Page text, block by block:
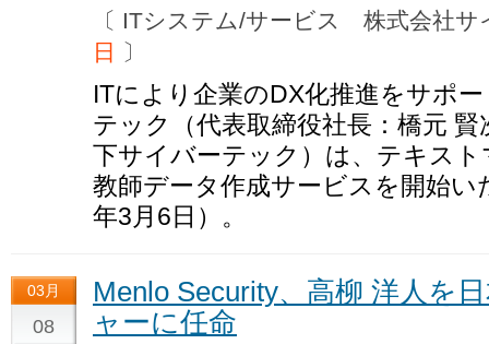
〔 ITシステム/サービス 株式会社
日
〕
ITにより企業のDX化推進をサポ
テック（代表取締役社長：橋元
下サイバーテック）は、テキス
教師データ作成サービスを開始
年3月6日）。
03月
08
Menlo Security、高柳 洋人を
ャーに任命